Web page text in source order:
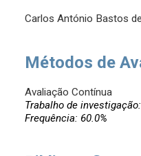
Carlos António Bastos
Métodos de
Avaliação Contínua
Trabalho de
Frequência: 60.0%